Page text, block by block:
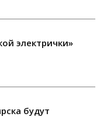
электрички»
будут